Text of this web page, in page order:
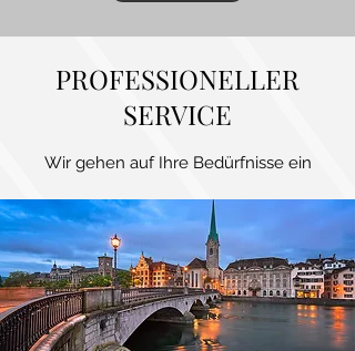
PROFESSIONELLER
SERVICE
Wir gehen auf Ihre Bedürfnisse ein